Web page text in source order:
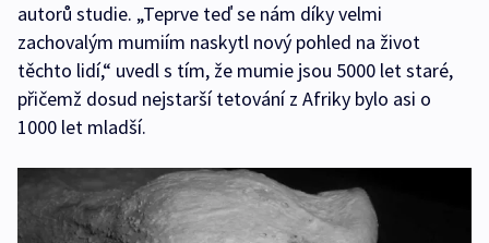
autorů studie. „Teprve teď se nám díky velmi
zachovalým mumiím naskytl nový pohled na život
těchto lidí,“ uvedl s tím, že mumie jsou 5000 let staré,
přičemž dosud nejstarší tetování z Afriky bylo asi o
1000 let mladší.